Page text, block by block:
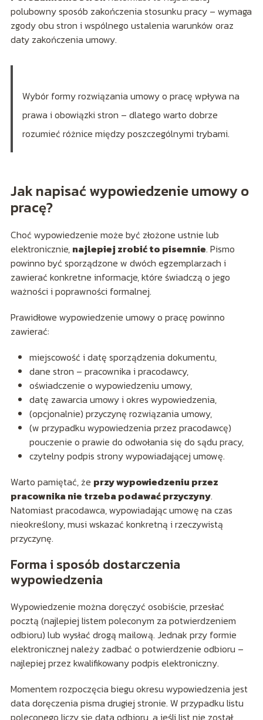
polubowny sposób zakończenia stosunku pracy – wymaga
zgody obu stron i wspólnego ustalenia warunków oraz
daty zakończenia umowy.
Wybór formy rozwiązania umowy o pracę wpływa na
prawa i obowiązki stron – dlatego warto dobrze
rozumieć różnice między poszczególnymi trybami.
Jak napisać wypowiedzenie umowy o
pracę?
Choć wypowiedzenie może być złożone ustnie lub
elektronicznie, najlepiej zrobić to pisemnie. Pismo
powinno być sporządzone w dwóch egzemplarzach i
zawierać konkretne informacje, które świadczą o jego
ważności i poprawności formalnej.
Prawidłowe wypowiedzenie umowy o pracę powinno
zawierać:
miejscowość i datę sporządzenia dokumentu,
dane stron – pracownika i pracodawcy,
oświadczenie o wypowiedzeniu umowy,
datę zawarcia umowy i okres wypowiedzenia,
(opcjonalnie) przyczynę rozwiązania umowy,
(w przypadku wypowiedzenia przez pracodawcę)
pouczenie o prawie do odwołania się do sądu pracy,
czytelny podpis strony wypowiadającej umowę.
Warto pamiętać, że przy wypowiedzeniu przez
pracownika nie trzeba podawać przyczyny.
Natomiast pracodawca, wypowiadając umowę na czas
nieokreślony, musi wskazać konkretną i rzeczywistą
przyczynę.
Forma i sposób dostarczenia
wypowiedzenia
Wypowiedzenie można doręczyć osobiście, przesłać
pocztą (najlepiej listem poleconym za potwierdzeniem
odbioru) lub wysłać drogą mailową. Jednak przy formie
elektronicznej należy zadbać o potwierdzenie odbioru –
najlepiej przez kwalifikowany podpis elektroniczny.
Momentem rozpoczęcia biegu okresu wypowiedzenia jest
data doręczenia pisma drugiej stronie. W przypadku listu
poleconego liczy się data odbioru, a jeśli list nie został